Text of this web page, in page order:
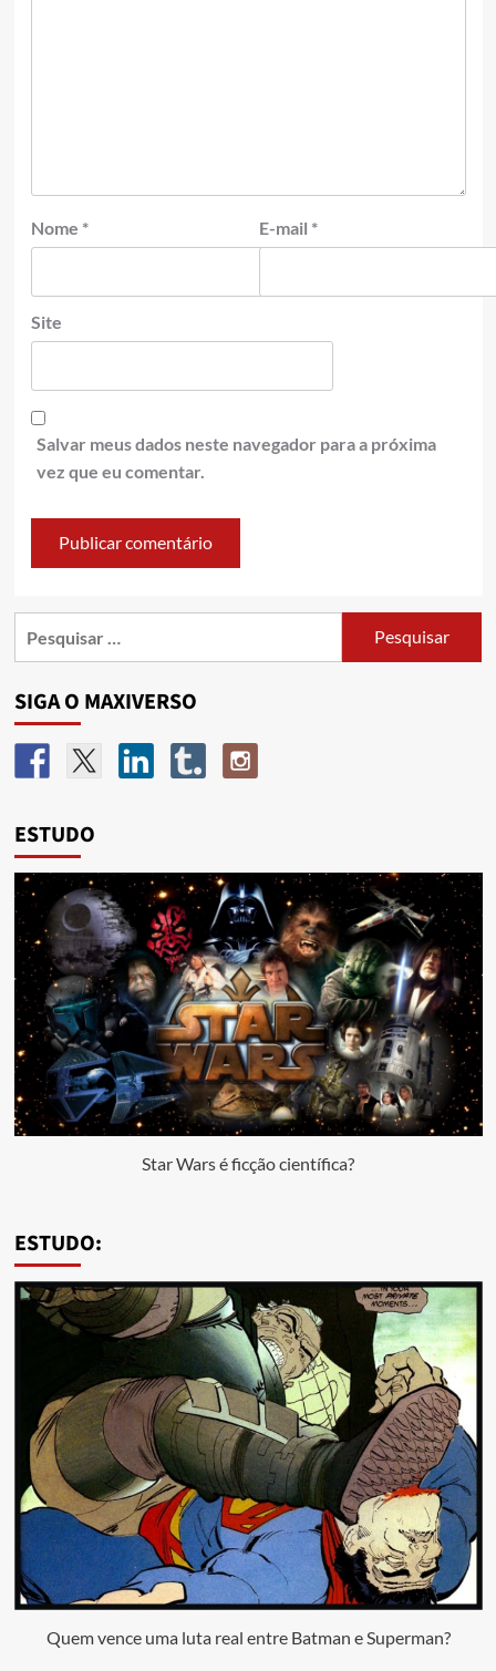
Nome * E-mail *
Site
Salvar meus dados neste navegador para a próxima
vez que eu comentar.
SIGA O MAXIVERSO
ESTUDO
Star Wars é ficção científica?
ESTUDO:
Quem vence uma luta real entre Batman e Superman?